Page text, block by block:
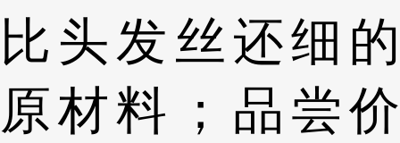
比头发丝还细的
原材料；品尝价